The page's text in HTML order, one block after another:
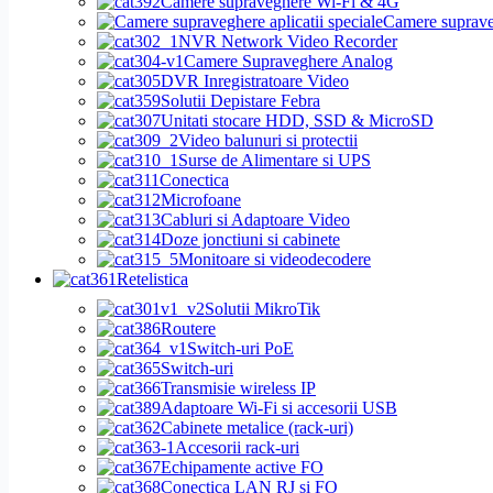
Camere
NVR Network Video Recorder
Camere Supraveghere Analog
DVR Inregistratoare Video
Solutii Depistare Febra
Unitati stocare HDD, SSD & MicroSD
Video balunuri si protectii
Surse de Alimentare si UPS
Conectica
Microfoane
Cabluri si Adaptoare Video
Doze jonctiuni si cabinete
Monitoare si videodecodere
Retelistica
Solutii MikroTik
Routere
Switch-uri PoE
Switch-uri
Transmisie wireless IP
Adaptoare Wi-Fi si accesorii USB
Cabinete metalice (rack-uri)
Accesorii rack-uri
Echipamente active FO
Conectica LAN RJ si FO